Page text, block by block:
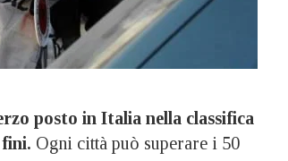
posto in Italia nella classifica
Ogni città può superare i 50